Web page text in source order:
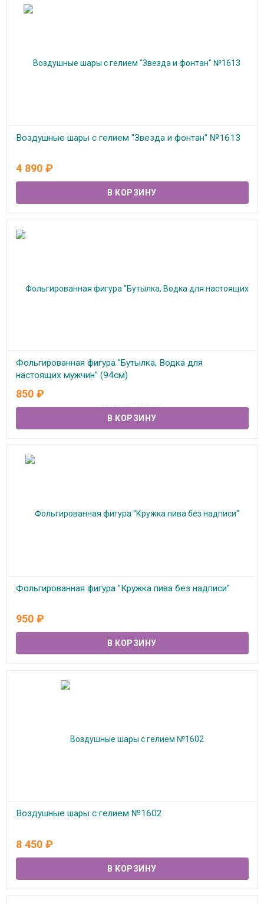
Воздушные шары с гелием "Звезда и фонтан" №1613
4 890 ₽
Фольгированная фигура "Бутылка, Водка для
настоящих мужчин" (94см)
В наличии
850 ₽
Фольгированная фигура "Кружка пива без надписи"
950 ₽
Воздушные шары с гелием №1602
8 450 ₽